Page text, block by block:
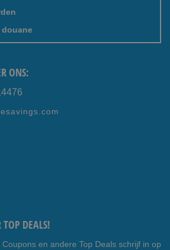
douane
ONS:
DEALS!
Coupons en andere Top Deals schrijf in op